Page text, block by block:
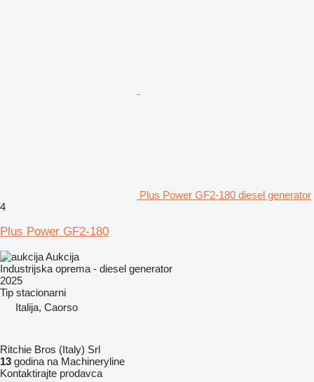
Plus Power GF2-180 diesel generator
4
Plus Power GF2-180
Aukcija
Industrijska oprema - diesel generator
2025
Tip stacionarni
Italija, Caorso
Ritchie Bros (Italy) Srl
13 godina na Machineryline
Kontaktirajte prodavca